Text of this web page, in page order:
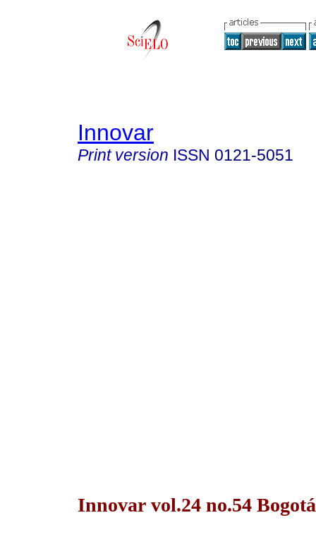
Innovar
Print version ISSN 0121-5051
Innovar vol.24 no.54